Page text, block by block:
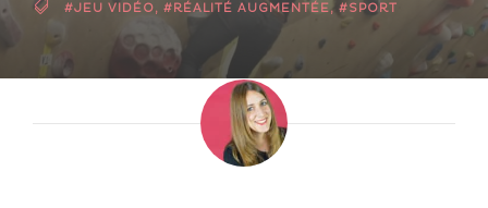
#JEU VIDÉO, #RÉALITÉ AUGMENTÉE, #SPORT